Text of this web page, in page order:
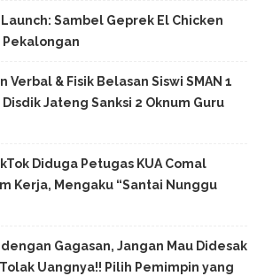
Sambel Geprek El Chicken
Verbal & Fisik Belasan Siswi SMAN 1
Jateng Sanksi 2 Oknum Guru
Diduga Petugas KUA Comal
Kerja, Mengaku “Santai Nunggu
Gagasan, Jangan Mau Didesak
Uangnya!! Pilih Pemimpin yang